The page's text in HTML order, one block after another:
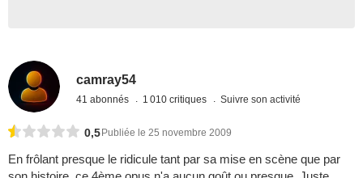
camray54
41 abonnés 1 010 critiques Suivre son activité
0,5 Publiée le 25 novembre 2009
En frôlant presque le ridicule tant par sa mise en scène que par